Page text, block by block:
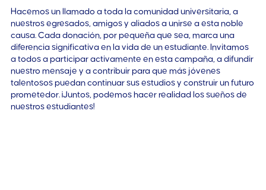
Hacemos un llamado a toda la comunidad universitaria, a
nuestros egresados, amigos y aliados a unirse a esta noble
causa. Cada donación, por pequeña que sea, marca una
diferencia significativa en la vida de un estudiante. Invitamos
a todos a participar activamente en esta campaña, a difundir
nuestro mensaje y a contribuir para que más jóvenes
talentosos puedan continuar sus estudios y construir un futuro
prometedor. ¡Juntos, podemos hacer realidad los sueños de
nuestros estudiantes!